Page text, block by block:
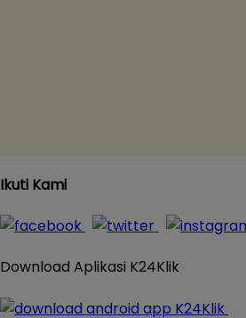
Ikuti Kami
Download Aplikasi K24Klik